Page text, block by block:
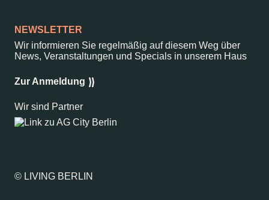
NEWSLETTER
Wir informieren Sie regelmäßig auf diesem Weg über
News, Veranstaltungen und Specials in unserem Haus
Zur Anmeldung
Wir sind Partner
© LIVING BERLIN